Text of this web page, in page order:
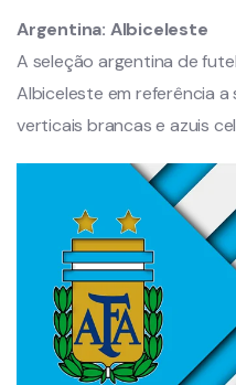
Argentina: Albiceleste
A seleção argentina de
Albiceleste em referência
verticais brancas e azuis